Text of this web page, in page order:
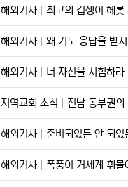
해외기사 최고의 겁쟁이 헤롯
해외기사 왜 기도 응답을 받
해외기사 너 자신을 시험하라
지역교회 소식 전남 동부권의
해외기사 준비되었든 안 되
해외기사 폭풍이 거세게 휘몰